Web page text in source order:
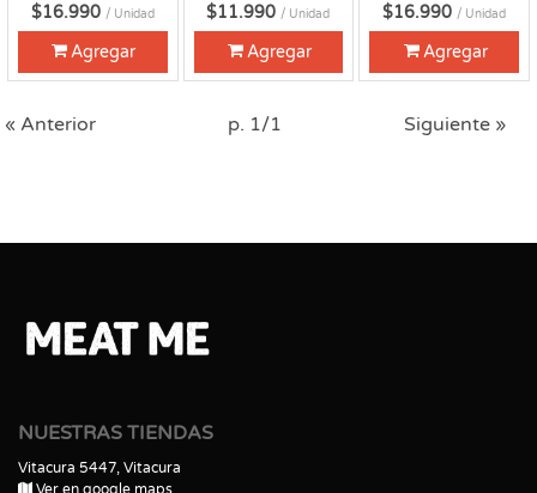
$16.990 / Unidad
Agregar
$11.990 / Unidad
Agregar
$16.990 / Unidad
Agregar
« Anterior p. 1/1 Siguiente »
NUESTRAS TIENDAS
Vitacura 5447, Vitacura
Ver en google maps